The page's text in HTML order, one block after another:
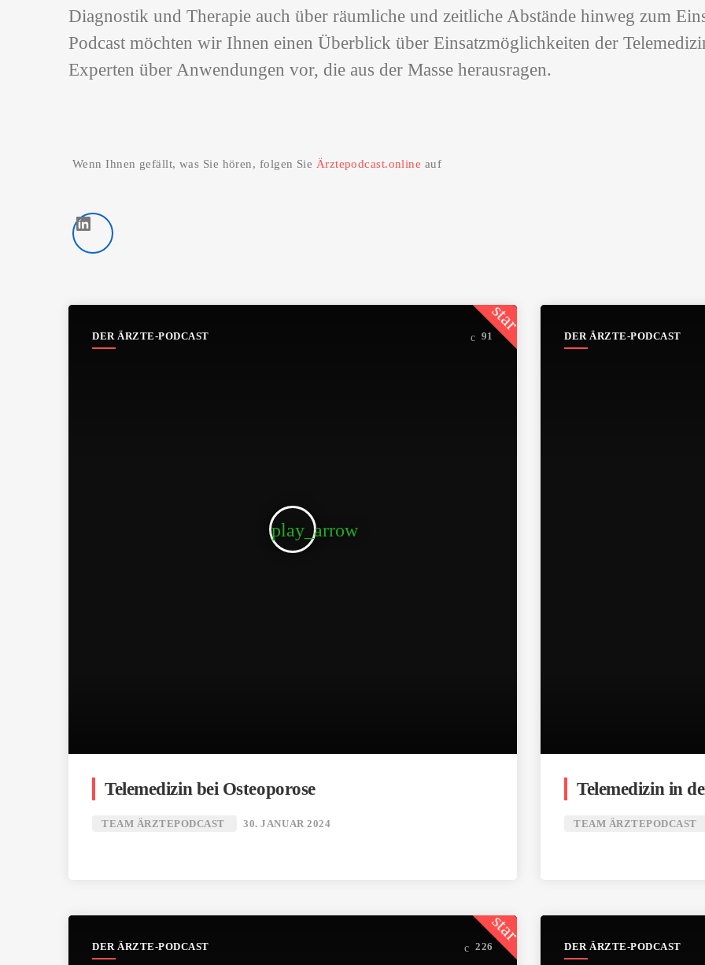
Diagnostik und Therapie auch über räumliche und zeitliche Abstände hinweg zum
Podcast möchten wir Ihnen einen Überblick über Einsatzmöglichkeiten der
Experten über Anwendungen vor, die aus der Masse herausragen.
Wenn Ihnen gefällt, was Sie hören, folgen Sie Ärztepodcast.online auf
LinkedIn
DER ÄRZTE-PODCAST
play_arrow
91
star
Telemedizin bei Osteoporose
TEAM ÄRZTEPODCAST 30. JANUAR 2024
DER ÄRZTE-PODCAST
Telemedizin in
TEAM ÄRZTEPODCAST
DER ÄRZTE-PODCAST 226
star
DER ÄRZTE-PODCAST